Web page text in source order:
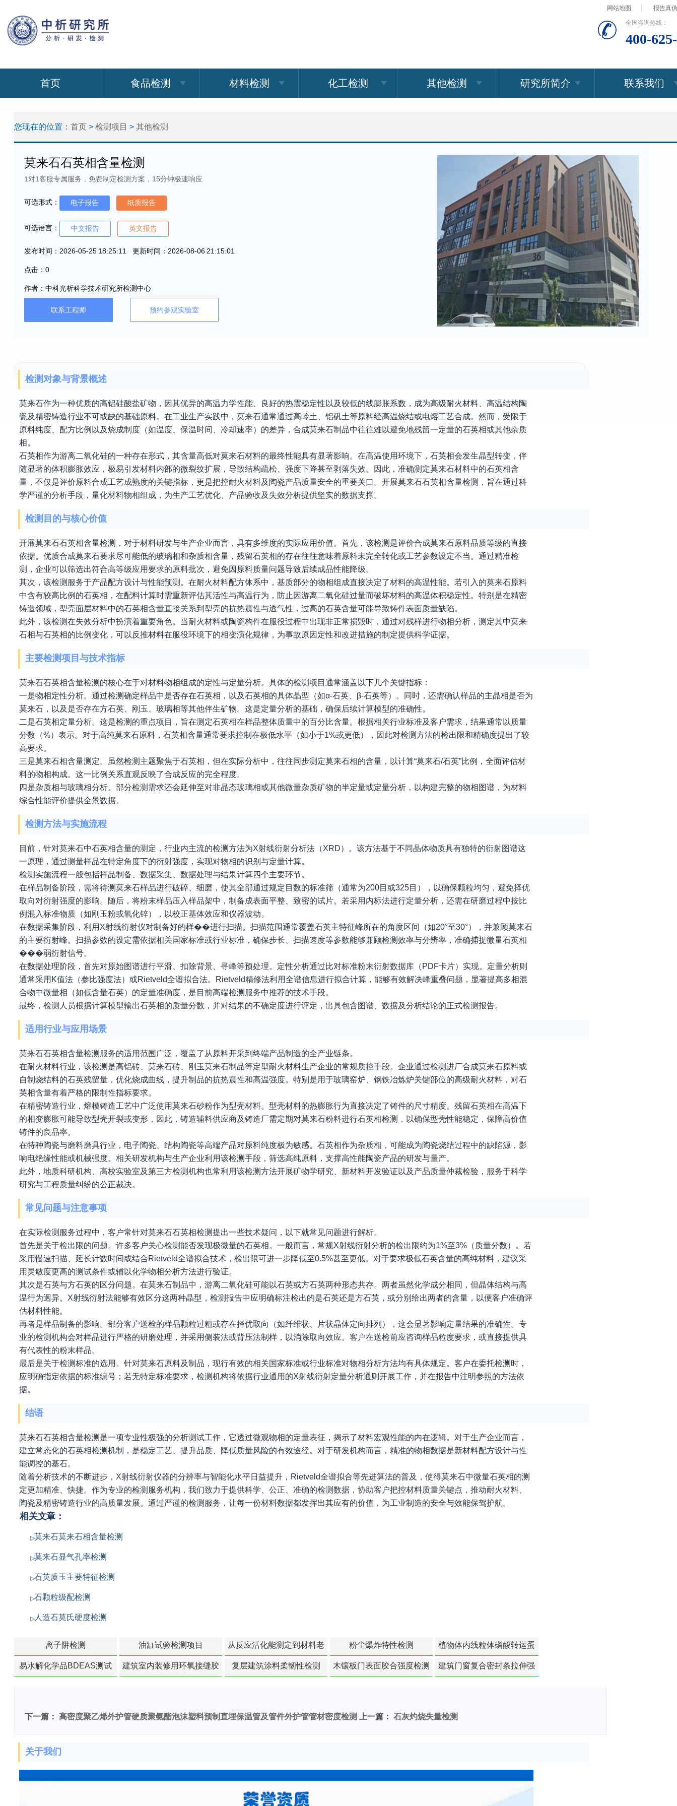
网站地图 报告真
全国咨询热线：
400-
首页 食品检测 材料检测 化工检测 其他检测 研究所简介 联系我们
您现在的位置： 首页 > 检测项目 > 其他检测
莫来石石英相含量检测
1对1客服专属服务，免费制定检测方案，15分钟极速响应
可选形式： 电子报告 纸质报告
可选语言： 中文报告 英文报告
发布时间：2026-05-25 18:25:11 更新时间：2026-08-06 21:15:01
点击：0
作者：中科光析科学技术研究所检测中心
联系工程师 预约参观实验室
检测对象与背景概述
莫来石作为一种优质的高铝硅酸盐矿物，因其优异的高温力学性能、良好的热震稳定性以及较低的线膨胀系数，成为高级耐火材料、高温结构陶
瓷及精密铸造行业不可或缺的基础原料。在工业生产实践中，莫来石通常通过高岭土、铝矾土等原料经高温烧结或电熔工艺合成。然而，受限于
原料纯度、配方比例以及烧成制度（如温度、保温时间、冷却速率）的差异，合成莫来石制品中往往难以避免地残留一定量的石英相或其他杂质
相。
石英相作为游离二氧化硅的一种存在形式，其含量高低对莫来石材料的最终性能具有显著影响。在高温使用环境下，石英相会发生晶型转变，伴
随显著的体积膨胀效应，极易引发材料内部的微裂纹扩展，导致结构疏松、强度下降甚至剥落失效。因此，准确测定莫来石材料中的石英相含
量，不仅是评价原料合成工艺成熟度的关键指标，更是把控耐火材料及陶瓷产品质量安全的重要关口。开展莫来石石英相含量检测，旨在通过科
学严谨的分析手段，量化材料物相组成，为生产工艺优化、产品验收及失效分析提供坚实的数据支撑。
检测目的与核心价值
开展莫来石石英相含量检测，对于材料研发与生产企业而言，具有多维度的实际应用价值。首先，该检测是评价合成莫来石原料品质等级的直接
依据。优质合成莫来石要求尽可能低的玻璃相和杂质相含量，残留石英相的存在往往意味着原料未完全转化或工艺参数设定不当。通过精准检
测，企业可以筛选出符合高等级应用要求的原料批次，避免因原料质量问题导致后续成品性能降级。
其次，该检测服务于产品配方设计与性能预测。在耐火材料配方体系中，基质部分的物相组成直接决定了材料的高温性能。若引入的莫来石原料
中含有较高比例的石英相，在配料计算时需重新评估其活性与高温行为，防止因游离二氧化硅过量而破坏材料的高温体积稳定性。特别是在精密
铸造领域，型壳面层材料中的石英相含量直接关系到型壳的抗热震性与透气性，过高的石英含量可能导致铸件表面质量缺陷。
此外，该检测在失效分析中扮演着重要角色。当耐火材料或陶瓷构件在服役过程中出现非正常损毁时，通过对残样进行物相分析，测定其中莫来
石相与石英相的比例变化，可以反推材料在服役环境下的相变演化规律，为事故原因定性和改进措施的制定提供科学证据。
主要检测项目与技术指标
莫来石石英相含量检测的核心在于对材料物相组成的定性与定量分析。具体的检测项目通常涵盖以下几个关键指标：
一是物相定性分析。通过检测确定样品中是否存在石英相，以及石英相的具体晶型（如α-石英、β-石英等）。同时，还需确认样品的主晶相是否为
莫来石，以及是否存在方石英、刚玉、玻璃相等其他伴生矿物。这是定量分析的基础，确保后续计算模型的准确性。
二是石英相定量分析。这是检测的重点项目，旨在测定石英相在样品整体质量中的百分比含量。根据相关行业标准及客户需求，结果通常以质量
分数（%）表示。对于高纯莫来石原料，石英相含量通常要求控制在极低水平（如小于1%或更低），因此对检测方法的检出限和精确度提出了较
高要求。
三是莫来石相含量测定。虽然检测主题聚焦于石英相，但在实际分析中，往往同步测定莫来石相的含量，以计算“莫来石/石英”比例，全面评估材
料的物相构成。这一比例关系直观反映了合成反应的完全程度。
四是杂质相与玻璃相分析。部分检测需求还会延伸至对非晶态玻璃相或其他微量杂质矿物的半定量或定量分析，以构建完整的物相图谱，为材料
综合性能评价提供全景数据。
检测方法与实施流程
目前，针对莫来石中石英相含量的测定，行业内主流的检测方法为X射线衍射分析法（XRD）。该方法基于不同晶体物质具有独特的衍射图谱这
一原理，通过测量样品在特定角度下的衍射强度，实现对物相的识别与定量计算。
检测实施流程一般包括样品制备、数据采集、数据处理与结果计算四个主要环节。
在样品制备阶段，需将待测莫来石样品进行破碎、细磨，使其全部通过规定目数的标准筛（通常为200目或325目），以确保颗粒均匀，避免择优
取向对衍射强度的影响。随后，将粉末样品压入样品架中，制备成表面平整、致密的试片。若采用内标法进行定量分析，还需在研磨过程中按比
例混入标准物质（如刚玉粉或氧化锌），以校正基体效应和仪器波动。
在数据采集阶段，利用X射线衍射仪对制备好的样��进行扫描。扫描范围通常覆盖石英主特征峰所在的角度区间（如20°至30°），并兼顾莫来石
的主要衍射峰。扫描参数的设定需依据相关国家标准或行业标准，确保步长、扫描速度等参数能够兼顾检测效率与分辨率，准确捕捉微量石英相
���弱衍射信号。
在数据处理阶段，首先对原始图谱进行平滑、扣除背景、寻峰等预处理。定性分析通过比对标准粉末衍射数据库（PDF卡片）实现。定量分析则
通常采用K值法（参比强度法）或Rietveld全谱拟合法。Rietveld精修法利用全谱信息进行拟合计算，能够有效解决峰重叠问题，显著提高多相混
合物中微量相（如低含量石英）的定量准确度，是目前高端检测服务中推荐的技术手段。
最终，检测人员根据计算模型输出石英相的质量分数，并对结果的不确定度进行评定，出具包含图谱、数据及分析结论的正式检测报告。
适用行业与应用场景
莫来石石英相含量检测服务的适用范围广泛，覆盖了从原料开采到终端产品制造的全产业链条。
在耐火材料行业，该检测是高铝砖、莫来石砖、刚玉莫来石制品等定型耐火材料生产企业的常规质控手段。企业通过检测进厂合成莫来石原料或
自制烧结料的石英残留量，优化烧成曲线，提升制品的抗热震性和高温强度。特别是用于玻璃窑炉、钢铁冶炼炉关键部位的高级耐火材料，对石
英相含量有着严格的限制性指标要求。
在精密铸造行业，熔模铸造工艺中广泛使用莫来石砂粉作为型壳材料。型壳材料的热膨胀行为直接决定了铸件的尺寸精度。残留石英相在高温下
的相变膨胀可能导致型壳开裂或变形，因此，铸造辅料供应商及铸造厂需定期对莫来石粉料进行石英相检测，以确保型壳性能稳定，保障高价值
铸件的良品率。
在特种陶瓷与磨料磨具行业，电子陶瓷、结构陶瓷等高端产品对原料纯度极为敏感。石英相作为杂质相，可能成为陶瓷烧结过程中的缺陷源，影
响电绝缘性能或机械强度。相关研发机构与生产企业利用该检测手段，筛选高纯原料，支撑高性能陶瓷产品的研发与量产。
此外，地质科研机构、高校实验室及第三方检测机构也常利用该检测方法开展矿物学研究、新材料开发验证以及产品质量仲裁检验，服务于科学
研究与工程质量纠纷的公正裁决。
常见问题与注意事项
在实际检测服务过程中，客户常针对莫来石石英相检测提出一些技术疑问，以下就常见问题进行解析。
首先是关于检出限的问题。许多客户关心检测能否发现极微量的石英相。一般而言，常规X射线衍射分析的检出限约为1%至3%（质量分数）。若
采用慢速扫描、延长计数时间或结合Rietveld全谱拟合技术，检出限可进一步降低至0.5%甚至更低。对于要求极低石英含量的高纯材料，建议采
用灵敏度更高的测试条件或辅以化学物相分析方法进行验证。
其次是石英与方石英的区分问题。在莫来石制品中，游离二氧化硅可能以石英或方石英两种形态共存。两者虽然化学成分相同，但晶体结构与高
温行为迥异。X射线衍射法能够有效区分这两种晶型，检测报告中应明确标注检出的是石英还是方石英，或分别给出两者的含量，以便客户准确评
估材料性能。
再者是样品制备的影响。部分客户送检的样品颗粒过粗或存在择优取向（如纤维状、片状晶体定向排列），这会显著影响定量结果的准确性。专
业的检测机构会对样品进行严格的研磨处理，并采用侧装法或背压法制样，以消除取向效应。客户在送检前应咨询样品粒度要求，或直接提供具
有代表性的粉末样品。
最后是关于检测标准的选用。针对莫来石原料及制品，现行有效的相关国家标准或行业标准对物相分析方法均有具体规定。客户在委托检测时，
应明确指定依据的标准编号；若无特定标准要求，检测机构将依据行业通用的X射线衍射定量分析通则开展工作，并在报告中注明参照的方法依
据。
结语
莫来石石英相含量检测是一项专业性极强的分析测试工作，它透过微观物相的定量表征，揭示了材料宏观性能的内在逻辑。对于生产企业而言，
建立常态化的石英相检测机制，是稳定工艺、提升品质、降低质量风险的有效途径。对于研发机构而言，精准的物相数据是新材料配方设计与性
能调控的基石。
随着分析技术的不断进步，X射线衍射仪器的分辨率与智能化水平日益提升，Rietveld全谱拟合等先进算法的普及，使得莫来石中微量石英相的测
定更加精准、快捷。作为专业的检测服务机构，我们致力于提供科学、公正、准确的检测数据，协助客户把控材料质量关键点，推动耐火材料、
陶瓷及精密铸造行业的高质量发展。通过严谨的检测服务，让每一份材料数据都发挥出其应有的价值，为工业制造的安全与效能保驾护航。
相关文章：
莫来石莫来石相含量检测
莫来石显气孔率检测
石英质玉主要特征检测
石颗粒级配检测
人造石莫氏硬度检测
离子阱检测 油缸试验检测项目
从反应活化能测定到材料老
化寿命预测的经典模型
粉尘爆炸特性检测
植物体内线粒体磷酸转运蛋
白活性检测
易水解化学品BDEAS测试
建筑室内装修用环氧接缝胶
复层建筑涂料柔韧性检测 木镶板门表面胶合强度检测
建筑门窗复合密封条拉伸强
下一篇： 高密度聚乙烯外护管硬质聚氨酯泡沫塑料预制直埋保温管及管件外护管管材密度检测 上一篇： 石灰灼烧失量检测
关于我们